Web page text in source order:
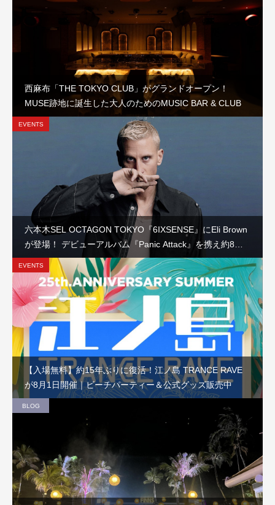
西麻布「THE TOKYO CLUB」がグランドオープン！
MUSE跡地に誕生した大人のためのMUSIC BAR & CLUB
EVENTS
六本木SEL OCTAGON TOKYO『6IXSENSE』にEli Brown
が登場！ デビューアルバム『Panic Attack』を携え約8か
月ぶりの来日公演
EVENTS
【入場無料】約15年ぶりに復活！江ノ島 TRANCE RAVE
が8月1日開催｜ビーチパーティー＆公式グッズ販売中
BLOG